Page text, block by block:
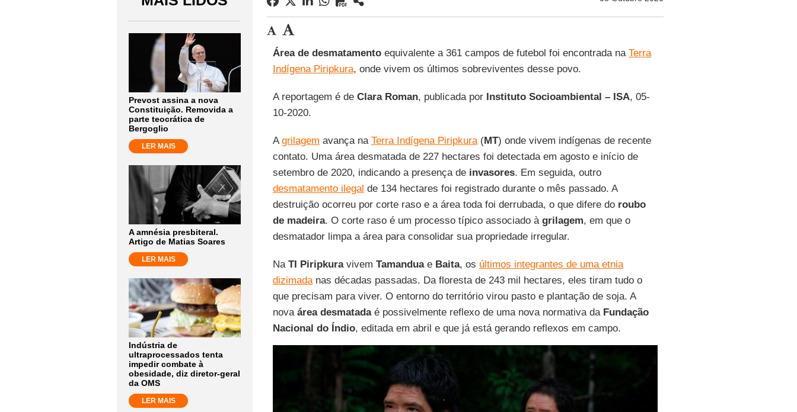
Prevost assina a nova
Constituição. Removida a
parte teocrática de
Bergoglio
LER MAIS
A amnésia presbiteral.
Artigo de Matias Soares
LER MAIS
Indústria de
ultraprocessados tenta
impedir combate à
obesidade, diz diretor-geral
da OMS
LER MAIS
Área de desmatamentoequivalente a 361 campos de futebol foi encontrada na Terra
Indígena Piripkura, onde vivem os últimos sobreviventes desse povo.
A reportagem é de Clara Roman, publicada por Instituto Socioambiental – ISA, 05-
10-2020.
Agrilagem avança na Terra Indígena Piripkura(MT) onde vivem indígenas de recente
contato. Uma área desmatada de 227 hectares foi detectada em agosto e início de
setembro de 2020, indicando a presença de invasores. Em seguida, outro
desmatamento ilegal de 134 hectares foi registrado durante o mês passado. A
destruição ocorreu por corte raso e a área toda foi derrubada, o que difere do roubo
de madeira. O corte raso é um processo típico associado à grilagem, em que o
desmatador limpa a área para consolidar sua propriedade irregular.
Na TI Piripkuravivem Tamanduae Baita, os últimos integrantes de uma etnia
dizimadanas décadas passadas. Da floresta de 243 mil hectares, eles tiram tudo o
que precisam para viver. O entorno do território virou pasto e plantação de soja. A
nova área desmatadaé possivelmente reflexo de uma nova normativa da Fundação
Nacional do Índio, editada em abril e que já está gerando reflexos em campo.